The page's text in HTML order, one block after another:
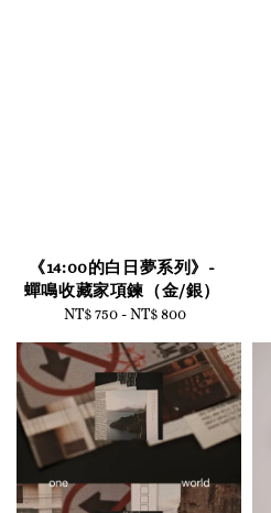
《14:00的白日夢系列》-
蟬鳴收藏家項鍊（金/銀）
Regular
NT$ 750-NT$ 800